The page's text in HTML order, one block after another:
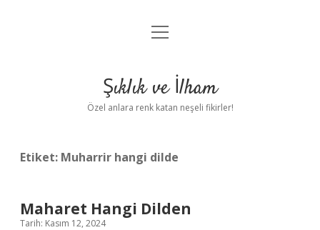
Anasayfa
Yasal Uyarı
menüyü
Şıklık ve İlham
Özel anlara renk katan neşeli fikirler!
Etiket: Muharrir hangi dilde
Maharet Hangi Dilden
Tarih: Kasım 12, 2024